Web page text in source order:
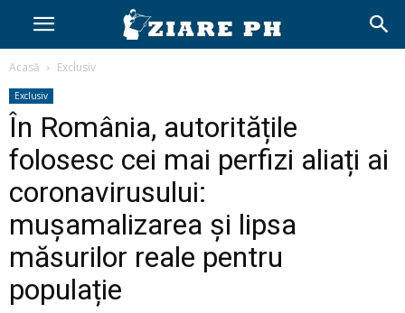
Acasă Exclusiv
Exclusiv
În România, autoritățile
folosesc cei mai perfizi aliați ai
coronavirusului:
mușamalizarea și lipsa
măsurilor reale pentru
populație